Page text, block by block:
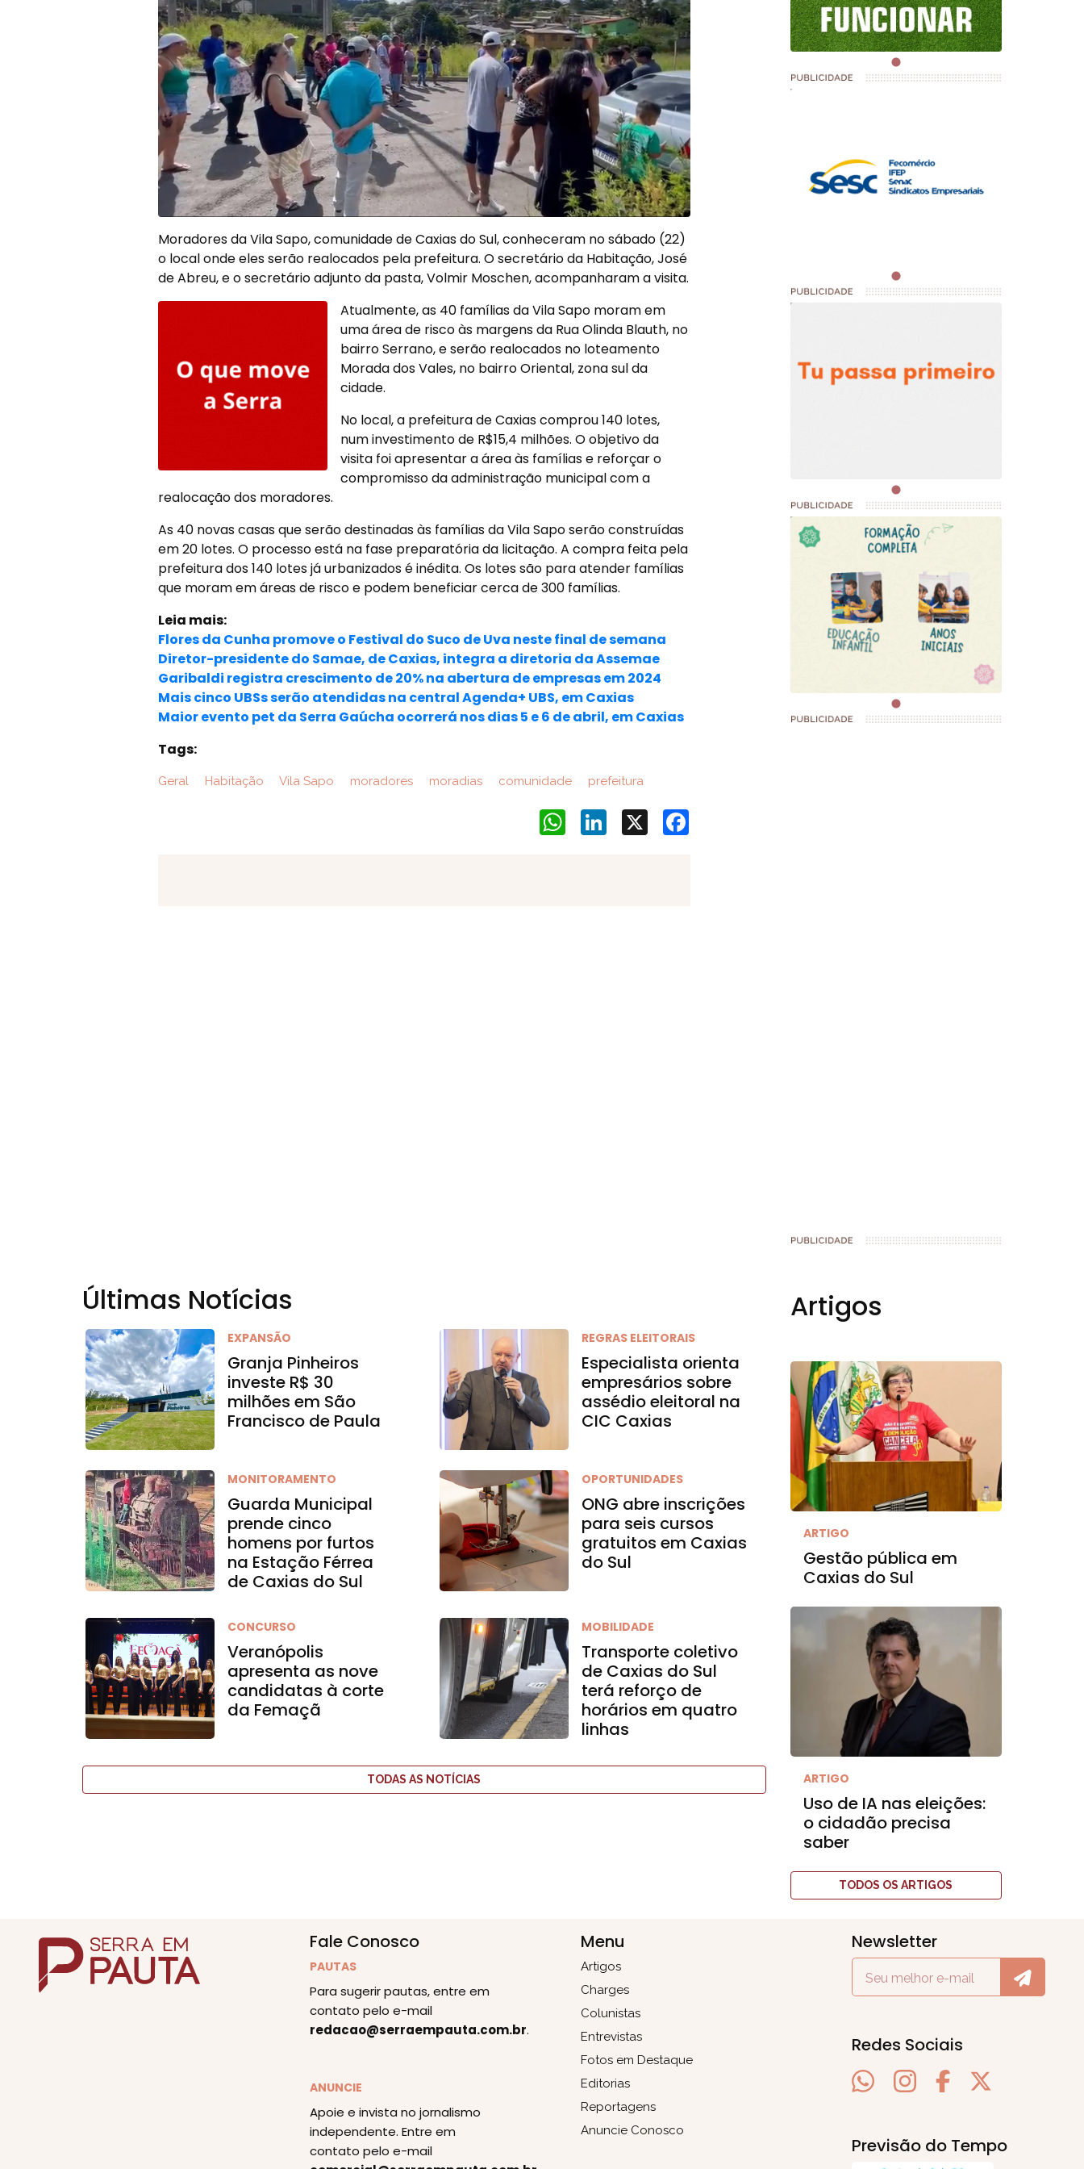
Moradores da Vila Sapo, comunidade de Caxias do Sul, conheceram no sábado (22)
o local onde eles serão realocados pela prefeitura. O secretário da Habitação, José
de Abreu, e o secretário adjunto da pasta, Volmir Moschen, acompanharam a visita.
Atualmente, as 40 famílias da Vila Sapo moram em
uma área de risco às margens da Rua Olinda Blauth, no
bairro Serrano, e serão realocados no loteamento
Morada dos Vales, no bairro Oriental, zona sul da
cidade.
No local, a prefeitura de Caxias comprou 140 lotes,
num investimento de R$15,4 milhões. O objetivo da
visita foi apresentar a área às famílias e reforçar o
compromisso da administração municipal com a
realocação dos moradores.
As 40 novas casas que serão destinadas às famílias da Vila Sapo serão construídas
em 20 lotes. O processo está na fase preparatória da licitação. A compra feita pela
prefeitura dos 140 lotes já urbanizados é inédita. Os lotes são para atender famílias
que moram em áreas de risco e podem beneficiar cerca de 300 famílias.
Leia mais:
Flores da Cunha promove o Festival do Suco de Uva neste final de semana
Diretor-presidente do Samae, de Caxias, integra a diretoria da Assemae
Garibaldi registra crescimento de 20% na abertura de empresas em 2024
Mais cinco UBSs serão atendidas na central Agenda+ UBS, em Caxias
Maior evento pet da Serra Gaúcha ocorrerá nos dias 5 e 6 de abril, em Caxias
Tags:
Geral Habitação Vila Sapo moradores moradias comunidade prefeitura
Facebook
X
LinkedIn
WhatsApp
Últimas Notícias
EXPANSÃO
Granja Pinheiros
investe R$ 30
milhões em São
Francisco de Paula
REGRAS ELEITORAIS
Especialista orienta
empresários sobre
assédio eleitoral na
CIC Caxias
MONITORAMENTO
Guarda Municipal
prende cinco
homens por furtos
na Estação Férrea
de Caxias do Sul
OPORTUNIDADES
ONG abre inscrições
para seis cursos
gratuitos em Caxias
do Sul
CONCURSO
Veranópolis
apresenta as nove
candidatas à corte
da Femaçã
MOBILIDADE
Transporte coletivo
de Caxias do Sul
terá reforço de
horários em quatro
linhas
TODAS AS NOTÍCIAS
Artigos
ARTIGO
Gestão pública em
Caxias do Sul
ARTIGO
Uso de IA nas eleições:
o cidadão precisa
saber
TODOS OS ARTIGOS
Fale Conosco
PAUTAS
Para sugerir pautas, entre em
contato pelo e-mail
redacao@serraempauta.com.br.
ANUNCIE
Apoie e invista no jornalismo
independente. Entre em
contato pelo e-mail
Menu
Artigos
Charges
Colunistas
Entrevistas
Fotos em Destaque
Editorias
Reportagens
Anuncie Conosco
Newsletter
Redes Sociais
Previsão do Tempo